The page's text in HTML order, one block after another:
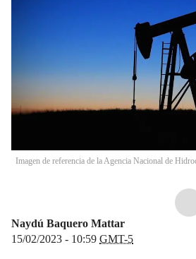
Imagen de referencia de la Agencia Nacional de
Naydú Baquero Mattar
15/02/2023 - 10:59 GMT-5